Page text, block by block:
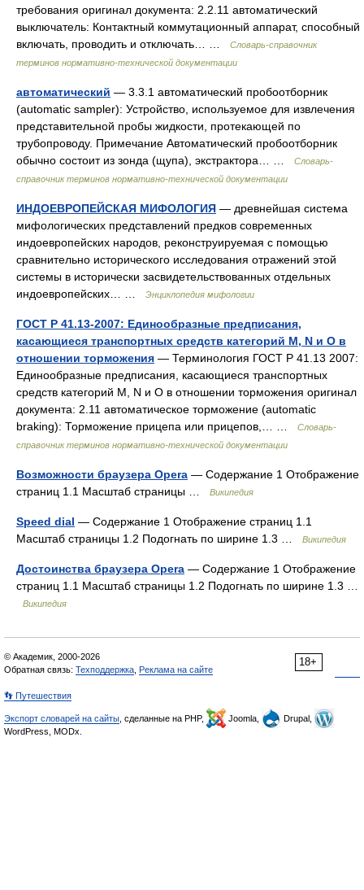
требования оригинал документа: 2.2.11 автоматический
выключатель: Контактный коммутационный аппарат, способный
включать, проводить и отключать… …
Словарь-справочник
терминов нормативно-технической документации
автоматический — 3.3.1 автоматический пробоотборник
(automatic sampler): Устройство, используемое для извлечения
представительной пробы жидкости, протекающей по
трубопроводу. Примечание Автоматический пробоотборник
обычно состоит из зонда (щупа), экстрактора… …
Словарь-
справочник терминов нормативно-технической документации
ИНДОЕВРОПЕЙСКАЯ МИФОЛОГИЯ — древнейшая система
мифологических представлений предков современных
индоевропейских народов, реконструируемая с помощью
сравнительно исторического исследования отражений этой
системы в исторически засвидетельствованных отдельных
индоевропейских… …
Энциклопедия мифологии
ГОСТ Р 41.13-2007: Единообразные предписания,
касающиеся транспортных средств категорий М, N и О в
отношении торможения — Терминология ГОСТ Р 41.13 2007:
Единообразные предписания, касающиеся транспортных
средств категорий М, N и О в отношении торможения оригинал
документа: 2.11 автоматическое торможение (automatic
braking): Торможение прицепа или прицепов,… …
Словарь-
справочник терминов нормативно-технической документации
Возможности браузера Opera — Содержание 1 Отображение
страниц 1.1 Масштаб страницы …
Википедия
Speed dial — Содержание 1 Отображение страниц 1.1
Масштаб страницы 1.2 Подогнать по ширине 1.3 …
Википедия
Достоинства браузера Opera — Содержание 1 Отображение
страниц 1.1 Масштаб страницы 1.2 Подогнать по ширине 1.3 …
Википедия
18+
© Академик, 2000-2026
Обратная связь: Техподдержка Реклама на сайте
👣 Путешествия
Экспорт словарей на сайты , сделанные на PHP, Joomla,
Drupal,
WordPress, MODx.